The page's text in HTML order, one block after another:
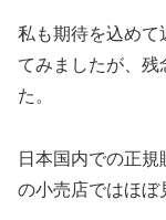
私も期待を込めて
てみましたが、残
た。
日本国内での正
の小売店ではほぼ